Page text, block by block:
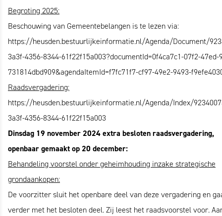
Begroting 2025:
Beschouwing van Gemeentebelangen is te lezen via:
https://heusden.bestuurlijkeinformatie.nl/Agenda/Document/
3a3f-4356-8344-61f22f15a003?documentId=0f4ca7c1-07f2-47ed-
731814dbd909&agendaItemId=f7fc71f7-cf97-49e2-9493-
Raadsvergadering:
https://heusden.bestuurlijkeinformatie.nl/Agenda/Index/
3a3f-4356-8344-61f22f15a003
Dinsdag 19 november 2024 extra besloten raadsvergadering,
openbaar gemaakt op 20 december:
Behandeling voorstel onder geheimhouding inzake strategische
grondaankopen:
De voorzitter sluit het openbare deel van deze vergadering en
verder met het besloten deel. Zij leest het raadsvoorstel voor.